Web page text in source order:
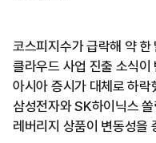
코스피지수가 급락해 약
클라우드 사업 진출 소식이
아시아 증시가 대체로 하
삼성전자와 SK하이닉스
레버리지 상품이 변동성을